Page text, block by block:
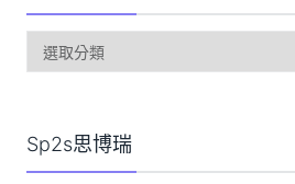
子
Sp2s思博瑞